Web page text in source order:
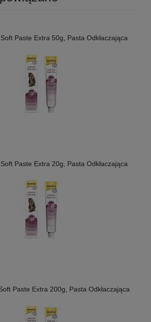
Paste Extra 50g, Pasta Odkłaczająca
Paste Extra 20g, Pasta Odkłaczająca
Paste Extra 200g, Pasta Odkłaczająca